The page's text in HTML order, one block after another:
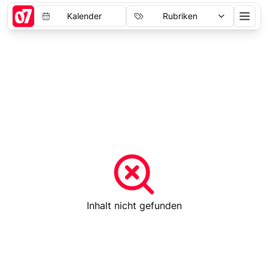
Kalender Rubriken
Inhalt nicht gefunden